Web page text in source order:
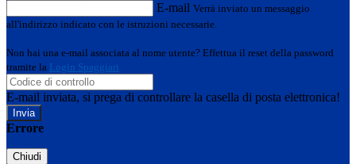
E-mail Verrà inviato un messaggio
all'indirizzo indicato con le istruzioni necessarie.
Non hai una e-mail associata al nome utente? Effettua il reset della password
tramite la Login Spaggiari
E-mail inviata, si prega di controllare la casella di posta elettronica!
Errore
Chiudi